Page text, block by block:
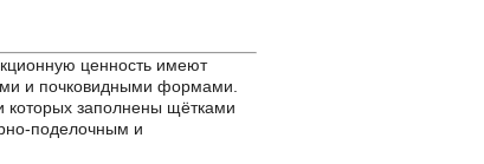
ценность имеют
и почковидными формами.
которых заполнены щётками
поделочным и